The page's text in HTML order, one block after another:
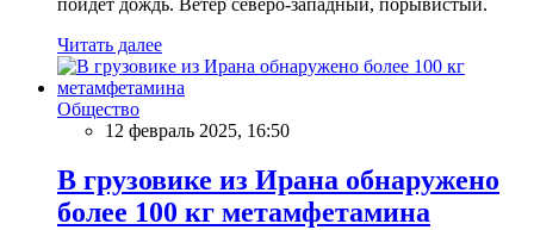
Читать далее
Общество
12 февраль 2025, 16:50
В грузовике из Ирана обнаружено
более 100 кг метамфетамина